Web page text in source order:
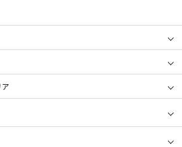
レディース
お歳暮
ジルスチュアート
SK-Ⅱ
新宿高野
ママ＆キッズ